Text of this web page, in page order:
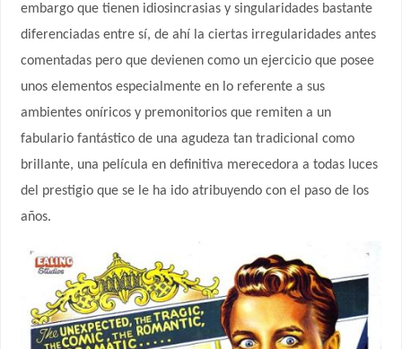
embargo que tienen idiosincrasias y singularidades bastante
diferenciadas entre sí, de ahí la ciertas irregularidades antes
comentadas pero que devienen como un ejercicio que posee
unos elementos especialmente en lo referente a sus
ambientes oníricos y premonitorios que remiten a un
fabulario fantástico de una agudeza tan tradicional como
brillante, una película en definitiva merecedora a todas luces
del prestigio que se le ha ido atribuyendo con el paso de los
años.